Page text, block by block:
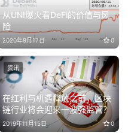
从UNI爆火看DeFi的价值与风
险
2020年9月17日 0
在红利与机遇释放之前，区块
链行业将会迎来一波强监管？
2019年11月15日 0
资讯